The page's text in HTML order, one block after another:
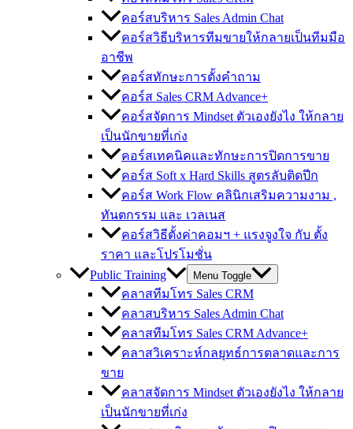
คอร์สบริหาร Sales Admin Chat
คอร์สวิธีบริหารทีมขายให้กลายเป็นทีมมือ
อาชีพ
คอร์สทักษะการตั้งคำถาม
คอร์ส Sales CRM Advance+
คอร์สจัดการ Mindset ตัวเองยังไง ให้กลาย
เป็นนักขายที่เก่ง
คอร์สเทคนิคและทักษะการปิดการขาย
คอร์ส Soft x Hard Skills สูตรลับติดปีก
คอร์ส Work Flow คลินิกเสริมความงาม ,
ทันตกรรม และ เวลเนส
คอร์สวิธีตั้งค่าคอมฯ + แรงจูงใจ กับ ตั้ง
ราคา และโปรโมชั่น
Public Training
Menu Toggle
คลาสทีมโทร Sales CRM
คลาสบริหาร Sales Admin Chat
คลาสทีมโทร Sales CRM Advance+
คลาสวิเคราะห์กลยุทธ์การตลาดและการ
ขาย
คลาสจัดการ Mindset ตัวเองยังไง ให้กลาย
เป็นนักขายที่เก่ง